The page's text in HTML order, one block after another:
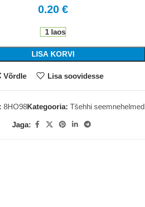
0.20€
1 laos
LISA KORVI
Võrdle Lisa soovidesse
8HO98Kategooria: Tšehhi seemnehelmed
Jaga: